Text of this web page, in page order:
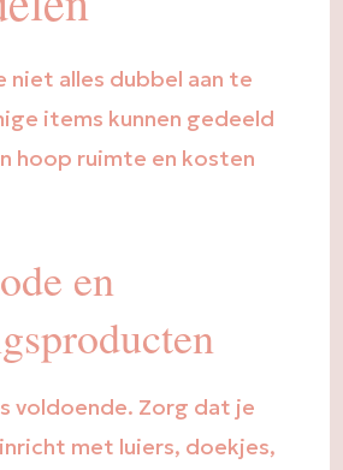
niet alles dubbel aan te
items kunnen gedeeld
hoop ruimte en kosten
en
voldoende. Zorg dat je
met luiers, doekjes,